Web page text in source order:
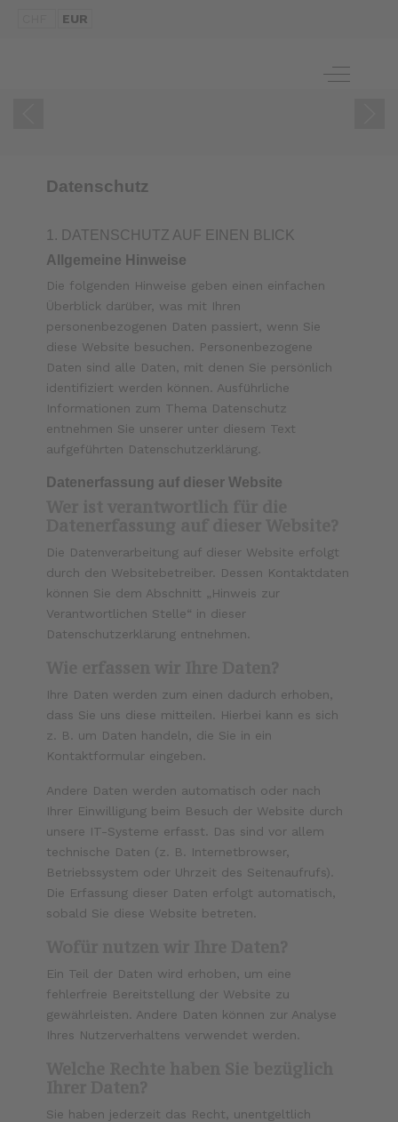
EUR
Off-
Datenschutz
1. DATENSCHUTZ AUF EINEN BLICK
Allgemeine Hinweise
Die folgenden Hinweise geben einen einfachen
Überblick darüber, was mit Ihren
personenbezogenen Daten passiert, wenn Sie
diese Website besuchen. Personenbezogene
Daten sind alle Daten, mit denen Sie persönlich
identifiziert werden können. Ausführliche
Informationen zum Thema Datenschutz
entnehmen Sie unserer unter diesem Text
aufgeführten Datenschutzerklärung.
Datenerfassung auf dieser Website
Die Datenverarbeitung auf dieser Website erfolgt
durch den Websitebetreiber. Dessen Kontaktdaten
können Sie dem Abschnitt „Hinweis zur
Verantwortlichen Stelle“ in dieser
Datenschutzerklärung entnehmen.
Ihre Daten werden zum einen dadurch erhoben,
dass Sie uns diese mitteilen. Hierbei kann es sich
z. B. um Daten handeln, die Sie in ein
Kontaktformular eingeben.
Andere Daten werden automatisch oder nach
Ihrer Einwilligung beim Besuch der Website durch
unsere IT-Systeme erfasst. Das sind vor allem
technische Daten (z. B. Internetbrowser,
Betriebssystem oder Uhrzeit des Seitenaufrufs).
Die Erfassung dieser Daten erfolgt automatisch,
sobald Sie diese Website betreten.
Ein Teil der Daten wird erhoben, um eine
fehlerfreie Bereitstellung der Website zu
gewährleisten. Andere Daten können zur Analyse
Ihres Nutzerverhaltens verwendet werden.
Sie haben jederzeit das Recht, unentgeltlich